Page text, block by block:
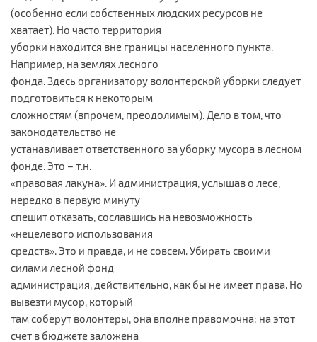
(особенно если собственных людских ресурсов не
хватает). Но часто территория
уборки находится вне границы населенного пункта.
Например, на землях лесного
фонда. Здесь организатору волонтерской уборки следует
подготовиться к некоторым
сложностям (впрочем, преодолимым). Дело в том, что
законодательство не
устанавливает ответственного за уборку мусора в лесном
фонде. Это – т.н.
«правовая лакуна». И администрация, услышав о лесе,
нередко в первую минуту
спешит отказать, сославшись на невозможность
«нецелевого использования
средств». Это и правда, и не совсем. Убирать своими
силами лесной фонд
администрация, действительно, как бы не имеет права. Но
вывезти мусор, который
там соберут волонтеры, она вполне правомочна: на этот
счет в бюджете заложена